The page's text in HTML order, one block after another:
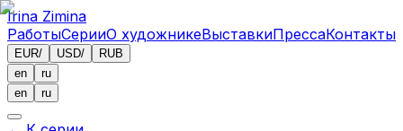
Irina Zimina
РаботыСерииО художникеВыставкиПрессаКонтакты
EUR/ USD/
RUB
en
ru
en
ru